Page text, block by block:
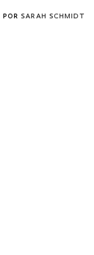
POR SARAH SCHMIDT